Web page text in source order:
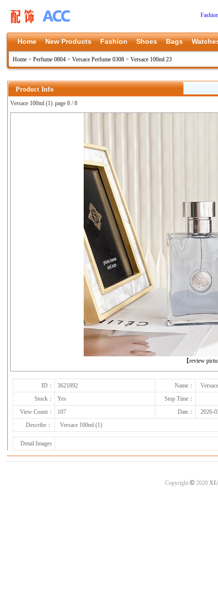
Home New Products Fashion Shoes Bags
Home > Perfume 0804 > Versace Perfume 0308 > Versace 100ml 23
Product Info
Versace 100ml (1) page 8 / 8
【review
下一张
ID： 3621892 Name：
Stock：
Yes
Stop Time：
View Count：
107 Date：
2026-
Describe：
Versace 100ml (1)
Detail Images
Copyright ©2020